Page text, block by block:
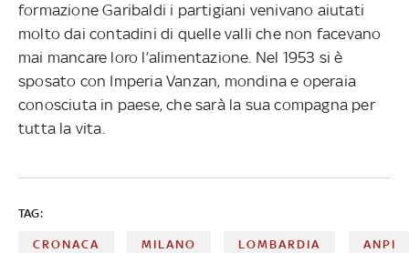
formazione Garibaldi i partigiani venivano aiutati
molto dai contadini di quelle valli che non facevano
mai mancare loro l’alimentazione. Nel 1953 si è
sposato con Imperia Vanzan, mondina e operaia
conosciuta in paese, che sarà la sua compagna per
tutta la vita.
TAG:
CRONACA MILANO LOMBARDIA ANPI